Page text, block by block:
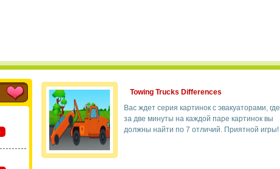
Towing Trucks Differences
Вас ждет серия картинок с эвакуаторами, где
за две минуты на каждой паре картинок вы
должны найти по 7 отличий. Приятной игры!